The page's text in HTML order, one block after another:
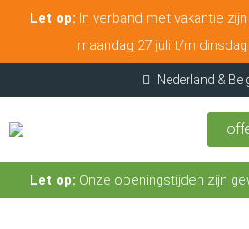
Let op: In verband met vakantie
maandag 27 juli t/m
Let op: Onze openingstijden zijn